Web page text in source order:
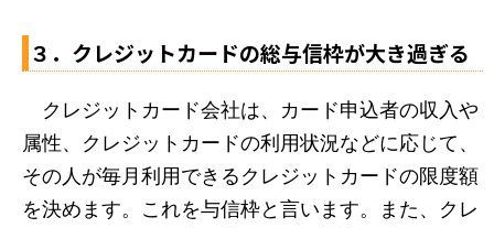
３．クレジットカードの総与信枠が大き過ぎる
クレジットカード会社は、カード申込者の収入や
属性、クレジットカードの利用状況などに応じて、
その人が毎月利用できるクレジットカードの限度額
を決めます。これを与信枠と言います。また、クレ